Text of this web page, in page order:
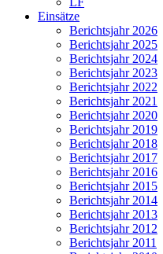
Einsätze
Berichtsjahr 2026
Berichtsjahr 2025
Berichtsjahr 2024
Berichtsjahr 2023
Berichtsjahr 2022
Berichtsjahr 2021
Berichtsjahr 2020
Berichtsjahr 2019
Berichtsjahr 2018
Berichtsjahr 2017
Berichtsjahr 2016
Berichtsjahr 2015
Berichtsjahr 2014
Berichtsjahr 2013
Berichtsjahr 2012
Berichtsjahr 2011